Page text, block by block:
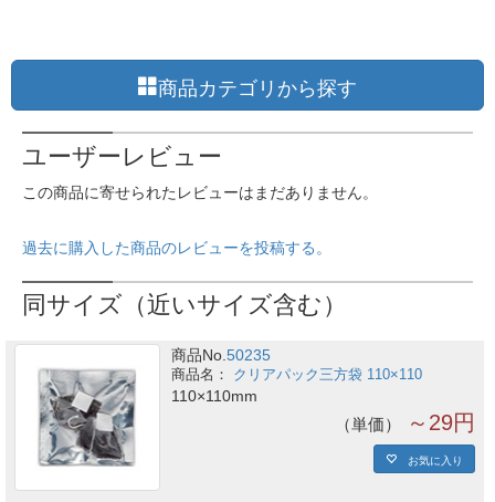
商品カテゴリから探す
ユーザーレビュー
この商品に寄せられたレビューはまだありません。
過去に購入した商品のレビューを投稿する。
同サイズ（近いサイズ含む）
商品No.50235
クリアパック三方袋 110×110
110×110mm
単価 ～29円
お気に入り